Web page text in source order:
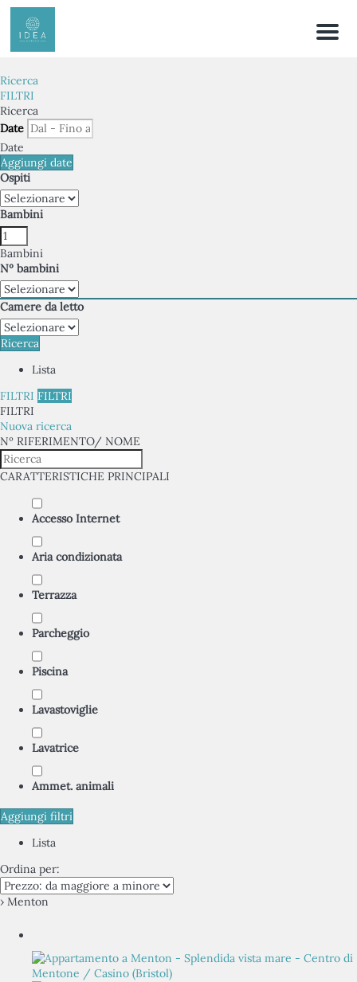
Menu
Ricerca
FILTRI
Ricerca
Date
Date
Aggiungi date
Ospiti
Bambini
Bambini
Nº bambini
Camere da letto
Ricerca
Lista
FILTRI FILTRI
FILTRI
Nuova ricerca
Nº RIFERIMENTO/ NOME
CARATTERISTICHE PRINCIPALI
Accesso Internet
Aria condizionata
Terrazza
Parcheggio
Piscina
Lavastoviglie
Lavatrice
Ammet. animali
Aggiungi filtri
Lista
Ordina per:
› Menton